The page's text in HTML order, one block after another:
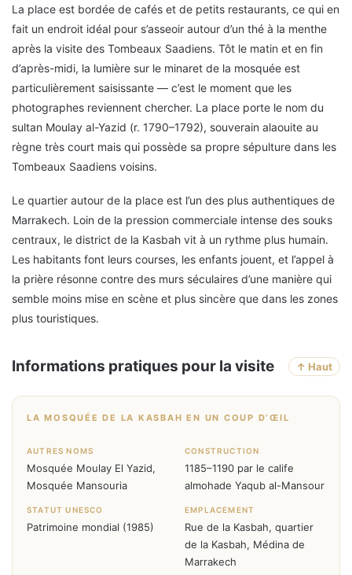
La place est bordée de cafés et de petits restaurants, ce qui en
fait un endroit idéal pour s’asseoir autour d’un thé à la menthe
après la visite des Tombeaux Saadiens. Tôt le matin et en fin
d’après-midi, la lumière sur le minaret de la mosquée est
particulièrement saisissante — c’est le moment que les
photographes reviennent chercher. La place porte le nom du
sultan Moulay al-Yazid (r. 1790–1792), souverain alaouite au
règne très court mais qui possède sa propre sépulture dans les
Tombeaux Saadiens voisins.
Le quartier autour de la place est l’un des plus authentiques de
Marrakech. Loin de la pression commerciale intense des souks
centraux, le district de la Kasbah vit à un rythme plus humain.
Les habitants font leurs courses, les enfants jouent, et l’appel à
la prière résonne contre des murs séculaires d’une manière qui
semble moins mise en scène et plus sincère que dans les zones
plus touristiques.
Informations pratiques pour la visite ↑ Haut
LA MOSQUÉE DE LA KASBAH EN UN COUP D’ŒIL
AUTRES NOMS
Mosquée Moulay El Yazid,
Mosquée Mansouria
CONSTRUCTION
1185–1190 par le calife
almohade Yaqub al-Mansour
STATUT UNESCO
Patrimoine mondial (1985)
EMPLACEMENT
Rue de la Kasbah, quartier
de la Kasbah, Médina de
Marrakech